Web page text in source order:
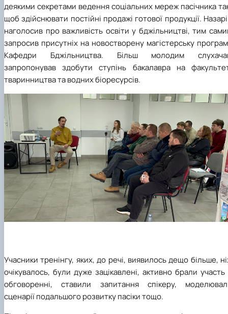
деякими секретами ведення соціальних мереж пасічника
щоб здійснювати постійні продажі готової продукції.
наголосив про важливість освіти у бджільництві, тим
запросив присутніх на новостворену магістерську
Кафедри Бджільництва. Більш молодим
запропонував здобути ступінь бакалавра на
тваринництва та водних біоресурсів.
Учасники тренінгу, яких, до речі, виявилось дещо більше,
очікувалось, були дуже зацікавлені, активно брали участь
обговоренні, ставили запитання спікеру,
сценарії подальшого розвитку пасіки тощо.